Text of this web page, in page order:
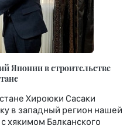
Японии в строительстве
Хироюки Сасаки
в западный регион нашей
хякимом Балканского